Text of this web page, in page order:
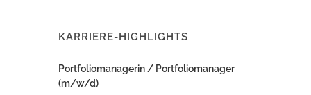
KARRIERE-HIGHLIGHTS
Portfoliomanagerin / Portfoliomanager
(m/w/d)